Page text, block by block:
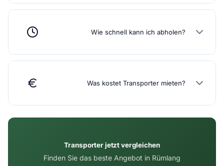
Wie schnell kann ich abholen?
Was kostet Transporter mieten?
Transporter jetzt vergleichen
Finden Sie das beste Angebot in Rümlang